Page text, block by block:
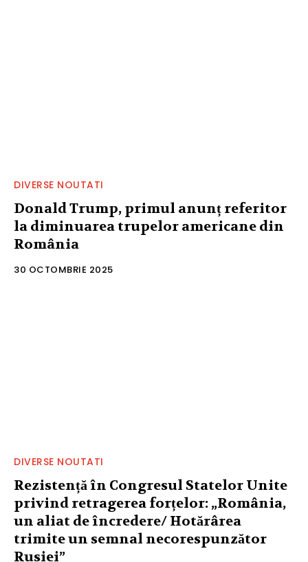
DIVERSE NOUTATI
Donald Trump, primul anunț referitor
la diminuarea trupelor americane din
România
30 OCTOMBRIE 2025
DIVERSE NOUTATI
Rezistență în Congresul Statelor Unite
privind retragerea forțelor: „România,
un aliat de încredere/ Hotărârea
trimite un semnal necorespunzător
Rusiei”